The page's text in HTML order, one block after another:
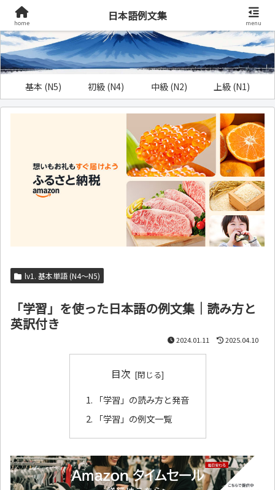
基本 (N5) 初級 (N4) 中級 (N2) 上級 (N1)
lv1. 基本単語 (N4～N5)
「学習」を使った日本語の例文集｜読み方と
英訳付き
2024.01.11 2025.04.10
目次
「学習」の読み方と発音
「学習」の例文一覧
home
日本語例文集
menu